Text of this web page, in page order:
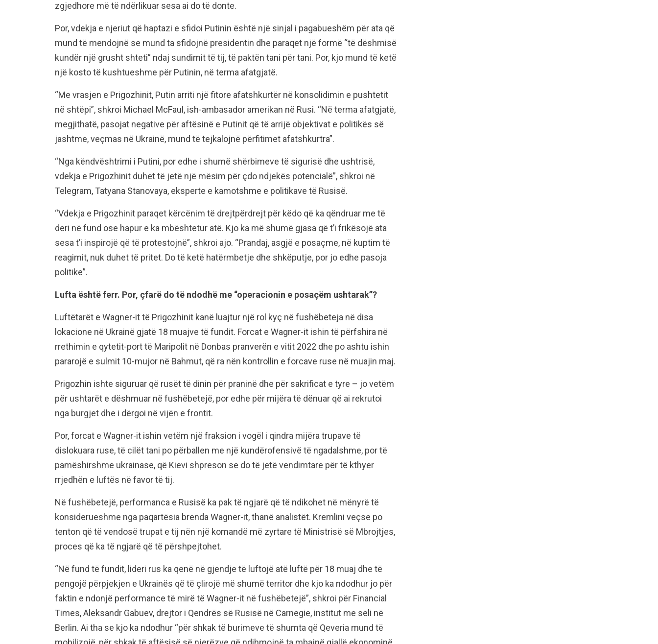
zgjedhore më të ndërlikuar sesa ai do të donte.
Por, vdekja e njeriut që haptazi e sfidoi Putinin është një sinjal i pagabueshëm për ata që
mund të mendojnë se mund ta sfidojnë presidentin dhe paraqet një formë “të dëshmisë
kundër një grusht shteti” ndaj sundimit të tij, të paktën tani për tani. Por, kjo mund të ketë
një kosto të kushtueshme për Putinin, në terma afatgjatë.
“Me vrasjen e Prigozhinit, Putin arriti një fitore afatshkurtër në konsolidimin e pushtetit
në shtëpi”, shkroi Michael McFaul, ish-ambasador amerikan në Rusi. “Në terma afatgjatë,
megjithatë, pasojat negative për aftësinë e Putinit që të arrijë objektivat e politikës së
jashtme, veçmas në Ukrainë, mund të tejkalojnë përfitimet afatshkurtra”.
“Nga këndvështrimi i Putini, por edhe i shumë shërbimeve të sigurisë dhe ushtrisë,
vdekja e Prigozhinit duhet të jetë një mësim për çdo ndjekës potencialë”, shkroi në
Telegram, Tatyana Stanovaya, eksperte e kamotshme e politikave të Rusisë.
“Vdekja e Prigozhinit paraqet kërcënim të drejtpërdrejt për këdo që ka qëndruar me të
deri në fund ose hapur e ka mbështetur atë. Kjo ka më shumë gjasa që t’i frikësojë ata
sesa t’i inspirojë që të protestojnë”, shkroi ajo. “Prandaj, asgjë e posaçme, në kuptim të
reagimit, nuk duhet të pritet. Do të ketë hatërmbetje dhe shkëputje, por jo edhe pasoja
politike”.
Lufta është ferr. Por, çfarë do të ndodhë me “operacionin e posaçëm ushtarak”?
Luftëtarët e Wagner-it të Prigozhinit kanë luajtur një rol kyç në fushëbeteja në disa
lokacione në Ukrainë gjatë 18 muajve të fundit. Forcat e Wagner-it ishin të përfshira në
rrethimin e qytetit-port të Maripolit në Donbas pranverën e vitit 2022 dhe po ashtu ishin
pararojë e sulmit 10-mujor në Bahmut, që ra nën kontrollin e forcave ruse në muajin maj.
Prigozhin ishte siguruar që rusët të dinin për praninë dhe për sakrificat e tyre – jo vetëm
për ushtarët e dëshmuar në fushëbetejë, por edhe për mijëra të dënuar që ai rekrutoi
nga burgjet dhe i dërgoi në vijën e frontit.
Por, forcat e Wagner-it ishin vetëm një fraksion i vogël i qindra mijëra trupave të
dislokuara ruse, të cilët tani po përballen me një kundërofensivë të ngadalshme, por të
pamëshirshme ukrainase, që Kievi shpreson se do të jetë vendimtare për të kthyer
rrjedhën e luftës në favor të tij.
Në fushëbetejë, performanca e Rusisë ka pak të ngjarë që të ndikohet në mënyrë të
konsiderueshme nga paqartësia brenda Wagner-it, thanë analistët. Kremlini veçse po
tenton që të vendosë trupat e tij nën një komandë më zyrtare të Ministrisë së Mbrojtjes,
proces që ka të ngjarë që të përshpejtohet.
“Në fund të fundit, lideri rus ka qenë në gjendje të luftojë atë luftë për 18 muaj dhe të
pengojë përpjekjen e Ukrainës që të çlirojë më shumë territor dhe kjo ka ndodhur jo për
faktin e ndonjë performance të mirë të Wagner-it në fushëbetejë”, shkroi për Financial
Times, Aleksandr Gabuev, drejtor i Qendrës së Rusisë në Carnegie, institut me seli në
Berlin. Ai tha se kjo ka ndodhur “për shkak të burimeve të shumta që Qeveria mund të